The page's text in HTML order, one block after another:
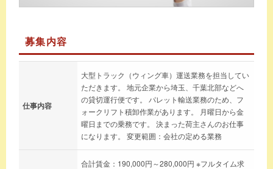
募集内容
仕事内容
大型トラック（ウィング車）運送業務を担当してい
ただきます。 地元企業から埼玉、千葉北部などへ
の貸切運行便です。 パレット輸送業務のため、フ
ォークリフト積卸作業があります。 月曜日から金
曜日までの乗務です。 決まった荷主さんのお仕事
になります。 変更範囲：会社の定める業務
合計賃金：190,000円～280,000円 ※フルタイム求